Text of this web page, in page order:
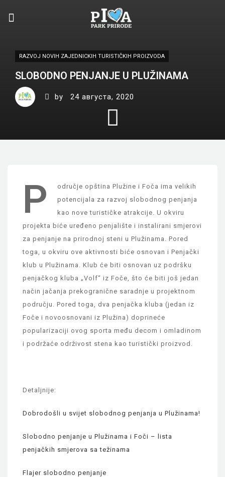
RAZVOJ NOVIH ZAJEDNICKIH TURISTIČKIH PROIZVODA
SLOBODNO PENJANJE U PLUŽINAMA
by 24 августа, 2020
P
odručje opština Plužine i Foča ima velikih
potencijala za razvoj slobodnog penjanja
kao nove turističke atrakcije. U okviru
projekta biće uređeno penjalište i instalirani smjerovi
za penjanje na prirodnoj steni u Plužinama. Pored
toga, u okviru ove aktivnosti biće osnovan i Penjački
klub u Plužinama. Klub će biti osnovan uz podršku
penjačkog kluba „Volf“ iz Foče, što će biti još jedan
način jačanja prekogranične saradnje u projektnom
području. Pored toga, dva penjačka kluba (jedan iz
Foče i novoosnovani iz Plužina) doprineće
popularizaciji ovog sporta među decom i omladinom
i podržaće održivost stena kao turistički proizvod.
Detaljnije:
Dobrodošli u svijet slobodnog penjanja u Plužinama!
Slobodno penjanje u Plužinama i Foči – lista
penjačkih smjerova sa težinama
Flajer slobodno penjanje